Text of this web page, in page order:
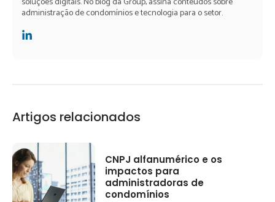
administração de condomínios e tecnologia para o setor.
Artigos relacionados
CNPJ alfanumérico e os
impactos para
administradoras de
condomínios